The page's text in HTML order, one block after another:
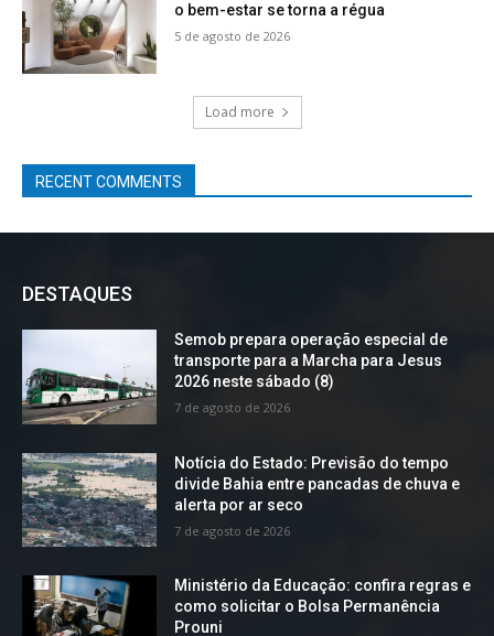
o bem-estar se torna a régua
5 de agosto de 2026
Load more
RECENT COMMENTS
DESTAQUES
Semob prepara operação especial de
transporte para a Marcha para Jesus
2026 neste sábado (8)
7 de agosto de 2026
Notícia do Estado: Previsão do tempo
divide Bahia entre pancadas de chuva e
alerta por ar seco
7 de agosto de 2026
Ministério da Educação: confira regras e
como solicitar o Bolsa Permanência
Prouni